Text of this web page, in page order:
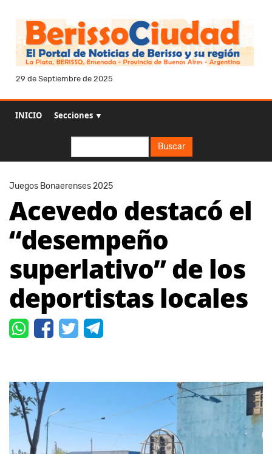
29 de Septiembre de 2025
INICIO Secciones ▼
Buscar
Juegos Bonaerenses 2025
Acevedo destacó el
“desempeño
superlativo” de los
deportistas locales